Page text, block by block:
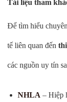
Tài liệu tham
Để tìm hiểu
tế liên quan đến
các nguồn uy tín
NHLA – Hiệp